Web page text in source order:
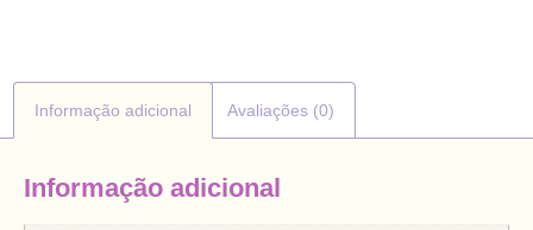
Informação adicional Avaliações (0)
Informação adicional